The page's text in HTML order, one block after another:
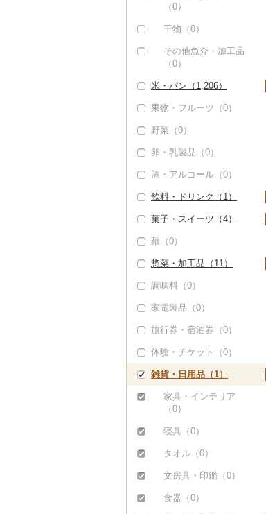
（0）
但馬牛（0）
（0）
（0）
干物（0）
その他魚介・加工品
（0）
米・パン（1,206）
米（1,204）
精米（744）
無洗米（407）
玄米（191）
金芽米（0）
ゆめぴりか（0）
つや姫（0）
コシヒカリ（15）
はえぬき（0）
さがびより（1,092）
あきたこまち（0）
ひとめぼれ（0）
ミルキークィーン
（0）
ななつぼし（0）
その他米（6）
雑穀（11）
餅（1）
その他穀物加工品
果物・フルーツ（0）
野菜（0）
卵・乳製品（0）
酒・アルコール（0）
飲料・ドリンク（1）
水・ミネラルウォータ
（0）
茶（0）
果汁飲料（0）
紅茶（0）
その他飲料・ジュース
（0）
菓子・スイーツ（4）
ケーキ（0）
クッキー（0）
焼き菓子（0）
プリン（0）
ゼリー（0）
チョコレート（0）
カステラ（0）
アイス・ジェラート
（0）
その他洋菓子（0）
煎餅・おかき（0）
羊羹（0）
饅頭（0）
麺（0）
惣菜・加工品（11）
惣菜（4）
餃子（0）
シュウマイ（0）
コロッケ（0）
その他惣菜（4）
カレー・シチュー
シチュー（0）
ピザ（0）
レトルト（0）
スープ（0）
豆腐・納豆（0）
漬物（0）
缶詰・瓶詰（0）
乾物（0）
調味料（0）
家電製品（0）
旅行券・宿泊券（0）
体験・チケット（0）
雑貨・日用品（1）
家具・インテリア
（0）
寝具（0）
タオル（0）
文房具・印鑑（0）
食器（0）